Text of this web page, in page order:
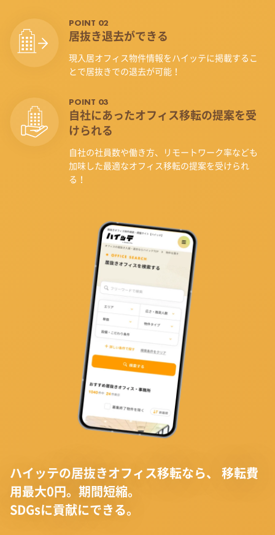
POINT 02
居抜き退去ができる
現入居オフィス物件情報をハイッテに掲載するこ
とで居抜きでの退去が可能！
POINT 03
自社にあったオフィス移転の提案を受
けられる
自社の社員数や働き方、リモートワーク率なども
加味した最適なオフィス移転の提案を受けられ
る！
ハイッテの居抜きオフィス移転なら、
移転費
用最大0円。期間短縮。
SDGsに貢献にできる。